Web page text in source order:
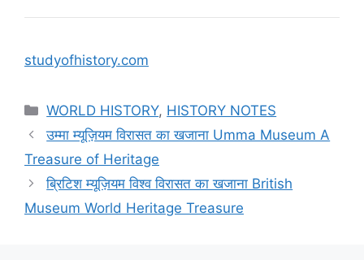
studyofhistory.com
Categories
WORLD HISTORY, HISTORY NOTES
उम्मा म्यूज़ियम विरासत का खजाना Umma Museum A
Treasure of Heritage
ब्रिटिश म्यूज़ियम विश्व विरासत का खजाना British
Museum World Heritage Treasure